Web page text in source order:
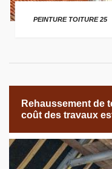
PEINTURE TOITURE 25
Rehaussement de
coût des travaux